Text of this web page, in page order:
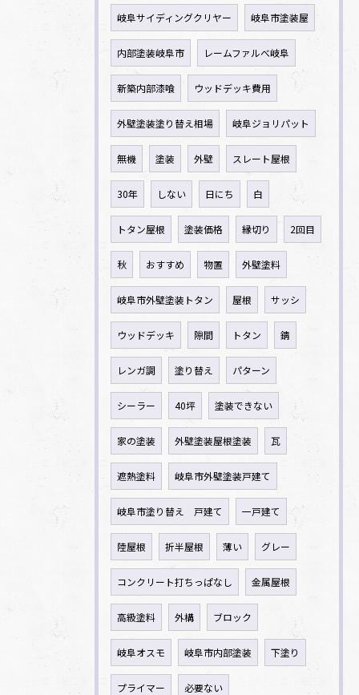
岐阜サイディングクリヤー 岐阜市塗装屋
内部塗装岐阜市 レームファルべ岐阜
新築内部漆喰 ウッドデッキ費用
外壁塗装塗り替え相場 岐阜ジョリパット
無機 塗装 外壁 スレート屋根
30年 しない 日にち 白
トタン屋根 塗装価格 縁切り 2回目
秋 おすすめ 物置 外壁塗料
岐阜市外壁塗装トタン 屋根 サッシ
ウッドデッキ 隙間 トタン 錆
レンガ調 塗り替え パターン
シーラー 40坪 塗装できない
家の塗装 外壁塗装屋根塗装 瓦
遮熱塗料 岐阜市外壁塗装戸建て
岐阜市塗り替え 戸建て 一戸建て
陸屋根 折半屋根 薄い グレー
コンクリート打ちっぱなし 金属屋根
高級塗料 外構 ブロック
岐阜オスモ 岐阜市内部塗装 下塗り
プライマー 必要ない